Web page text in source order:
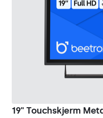
19" Touchskjerm